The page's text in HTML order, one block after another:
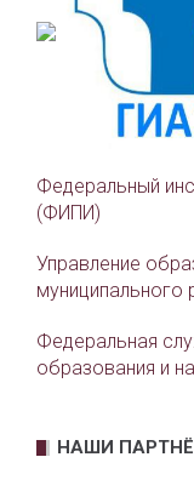
Федеральный
(ФИПИ)
Управление
муниципального
Федеральная
образования и
НАШИ